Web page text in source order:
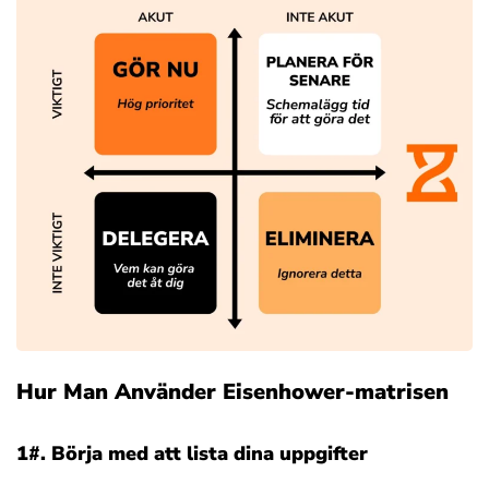
Hur Man Använder Eisenhower-matrisen
1#. Börja med att lista dina uppgifter